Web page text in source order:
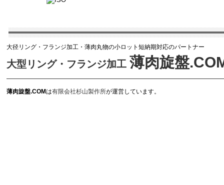
大径リング・フランジ加工・薄肉丸物の小ロット短納期対応のパートナー
大型リング・フランジ加工 薄肉旋盤
薄肉旋盤.COMは有限会社杉山製作所が運営しています。